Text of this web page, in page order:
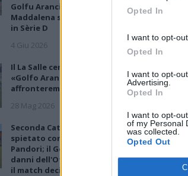
Opted In
I want to opt-
Opted In
I want to opt-
Advertising.
Opted In
I want to opt-
of my Personal
was collected.
Opted Out
Golfu Aranci; is de s'Ilva de Sa
Maddalena sighint a bisai s'artziada
in Sèrie D
4 Giu 2026
Il La Salle cerca l'impresa, Casu:
«Golfo Aranci fuori categoria ma lo
affronteremo col coltello tra i denti»
28 Mag 2026
Seconda Categoria, Play-Off: La Salle
spietato contro la Monreale: decide
Pandori; il Golfo Aranci cala il poker ai
danni dell'Ottava e ora si prepara per
il match decisivo